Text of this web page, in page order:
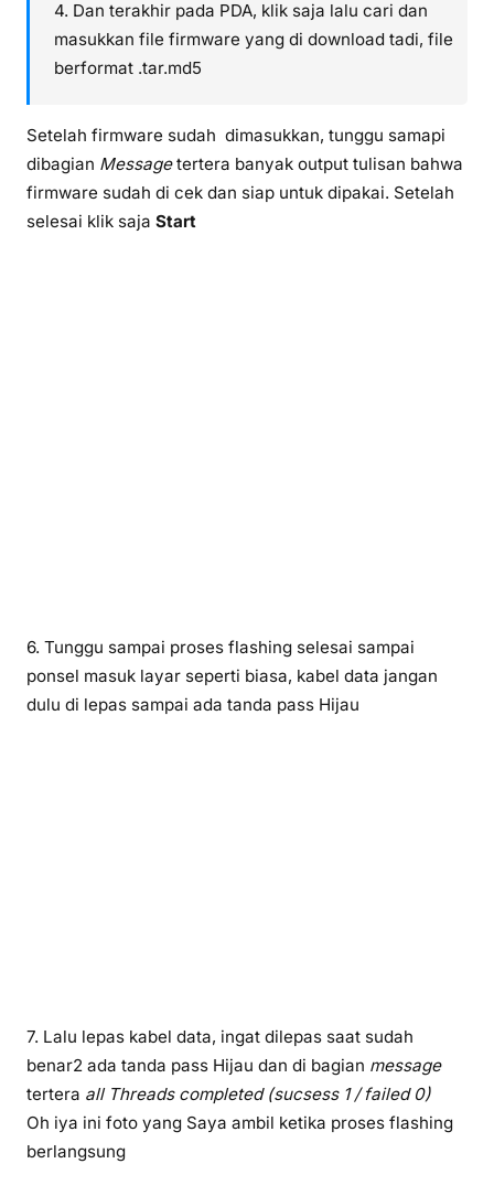
4. Dan terakhir pada PDA, klik saja lalu cari dan
masukkan file firmware yang di download tadi, file
berformat .tar.md5
Setelah firmware sudah dimasukkan, tunggu samapi
dibagian Messagetertera banyak output tulisan bahwa
firmware sudah di cek dan siap untuk dipakai. Setelah
selesai klik saja Start
6. Tunggu sampai proses flashing selesai sampai
ponsel masuk layar seperti biasa, kabel data jangan
dulu di lepas sampai ada tanda pass Hijau
7. Lalu lepas kabel data, ingat dilepas saat sudah
benar2 ada tanda pass Hijau dan di bagian message
tertera all Threads completed (sucsess 1 / failed 0)
Oh iya ini foto yang Saya ambil ketika proses flashing
berlangsung